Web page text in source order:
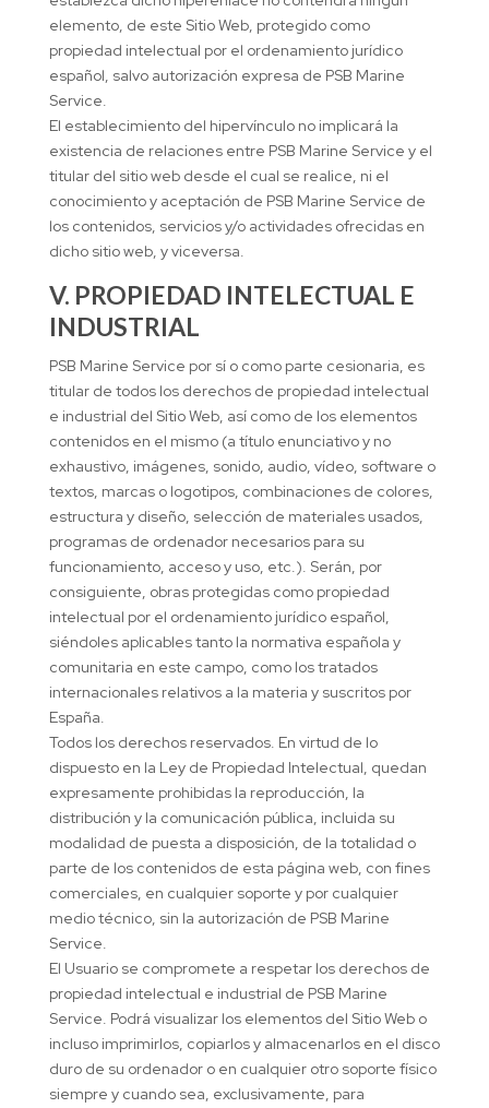
elemento, de este Sitio Web, protegido como
propiedad intelectual por el ordenamiento jurídico
español, salvo autorización expresa de PSB Marine
Service.
El establecimiento del hipervínculo no implicará la
existencia de relaciones entre PSB Marine Service y el
titular del sitio web desde el cual se realice, ni el
conocimiento y aceptación de PSB Marine Service de
los contenidos, servicios y/o actividades ofrecidas en
dicho sitio web, y viceversa.
V. PROPIEDAD INTELECTUAL E
INDUSTRIAL
PSB Marine Service por sí o como parte cesionaria, es
titular de todos los derechos de propiedad intelectual
e industrial del Sitio Web, así como de los elementos
contenidos en el mismo (a título enunciativo y no
exhaustivo, imágenes, sonido, audio, vídeo, software o
textos, marcas o logotipos, combinaciones de colores,
estructura y diseño, selección de materiales usados,
programas de ordenador necesarios para su
funcionamiento, acceso y uso, etc.). Serán, por
consiguiente, obras protegidas como propiedad
intelectual por el ordenamiento jurídico español,
siéndoles aplicables tanto la normativa española y
comunitaria en este campo, como los tratados
internacionales relativos a la materia y suscritos por
España.
Todos los derechos reservados. En virtud de lo
dispuesto en la Ley de Propiedad Intelectual, quedan
expresamente prohibidas la reproducción, la
distribución y la comunicación pública, incluida su
modalidad de puesta a disposición, de la totalidad o
parte de los contenidos de esta página web, con fines
comerciales, en cualquier soporte y por cualquier
medio técnico, sin la autorización de PSB Marine
Service.
El Usuario se compromete a respetar los derechos de
propiedad intelectual e industrial de PSB Marine
Service. Podrá visualizar los elementos del Sitio Web o
incluso imprimirlos, copiarlos y almacenarlos en el disco
duro de su ordenador o en cualquier otro soporte físico
siempre y cuando sea, exclusivamente, para